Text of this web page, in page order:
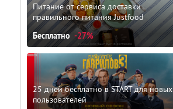
Питание от сервиса доставки
правильного питания Justfood
Бесплатно -27%
25 дней бесплатно в START для новых
пользователей